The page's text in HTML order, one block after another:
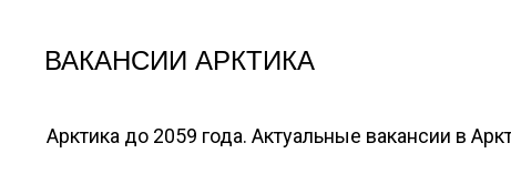
ВАКАНСИИ АРКТИКА
Арктика до 2059 года. Актуальные вакансии в